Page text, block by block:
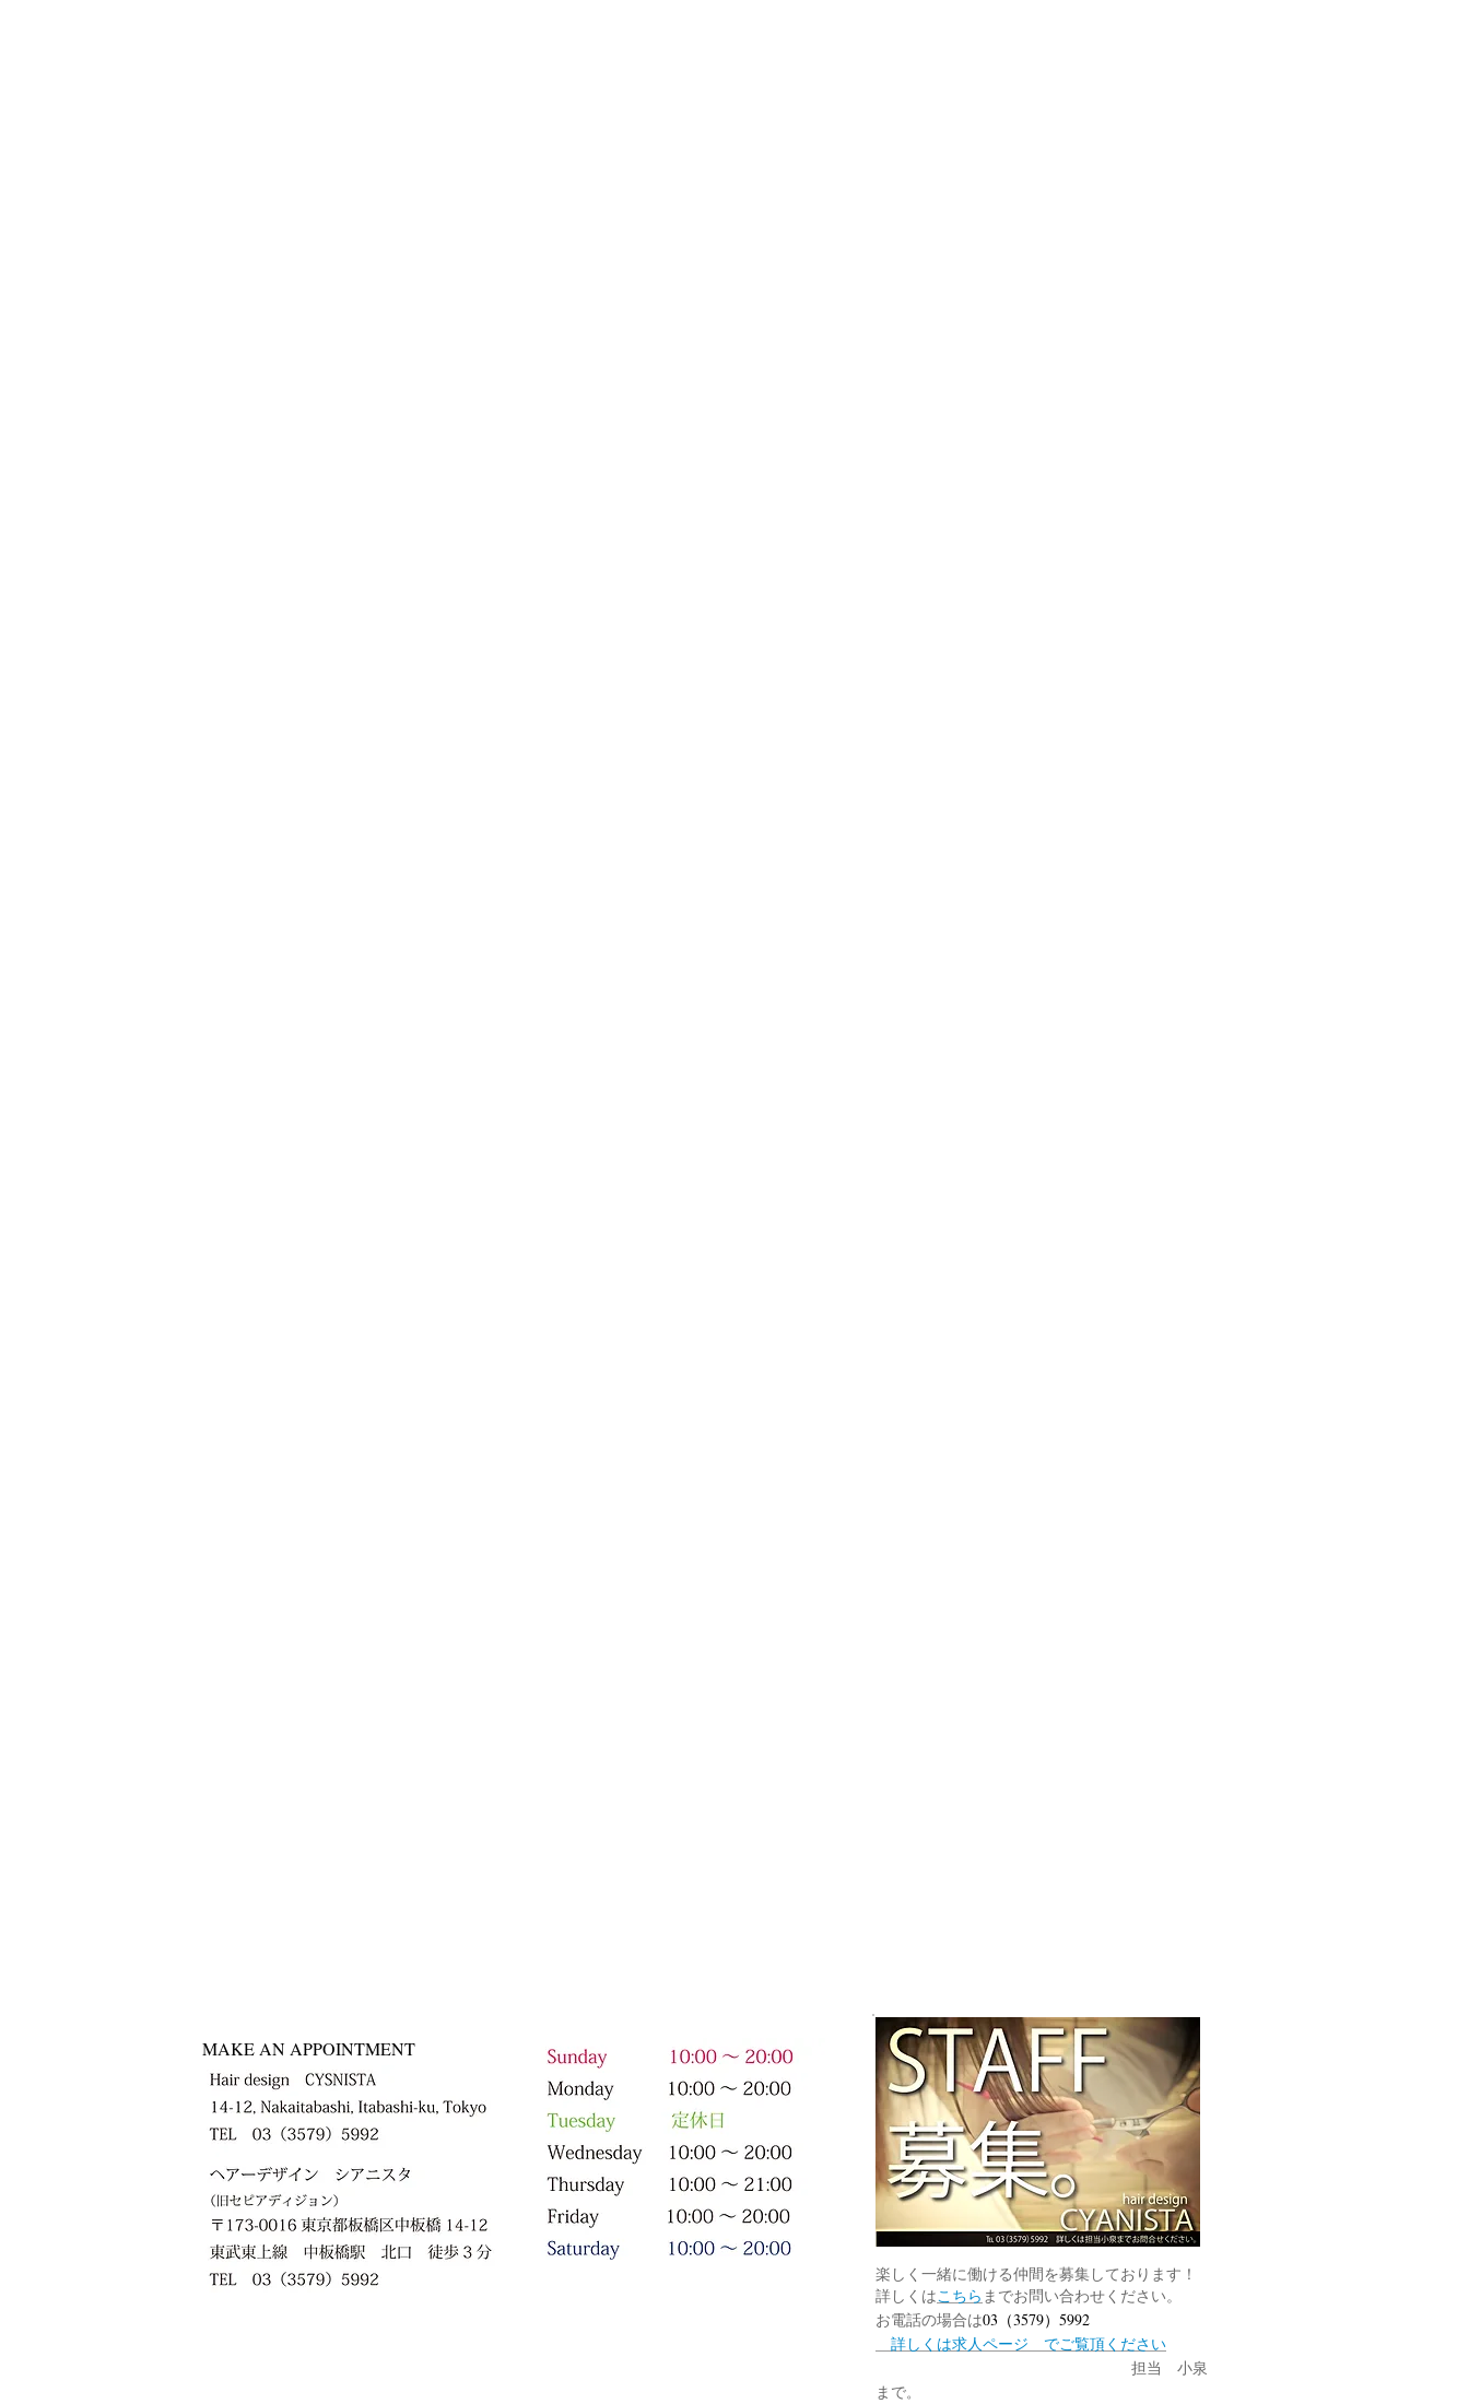
MAKE AN APPOINTMENT
楽しく一緒に働ける仲間を募集しております！
詳しくはこちら までお問い合わせください。
お電話の場合は03（3579）5992
詳しくは求人ページ でご覧頂ください
担当 小泉
まで。